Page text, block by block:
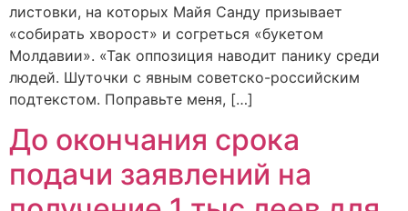
листовки, на которых Майя Санду призывает
«собирать хворост» и согреться «букетом
Молдавии». «Так оппозиция наводит панику среди
людей. Шуточки с явным советско-российским
подтекстом. Поправьте меня, […]
До окончания срока
подачи заявлений на